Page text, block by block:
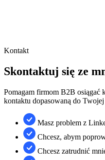
Kontakt
Skontaktuj się ze
Pomagam firmom B2B osiągać
kontaktu dopasowaną do
Masz problem z
Chcesz, abym
Chcesz zatrudnić